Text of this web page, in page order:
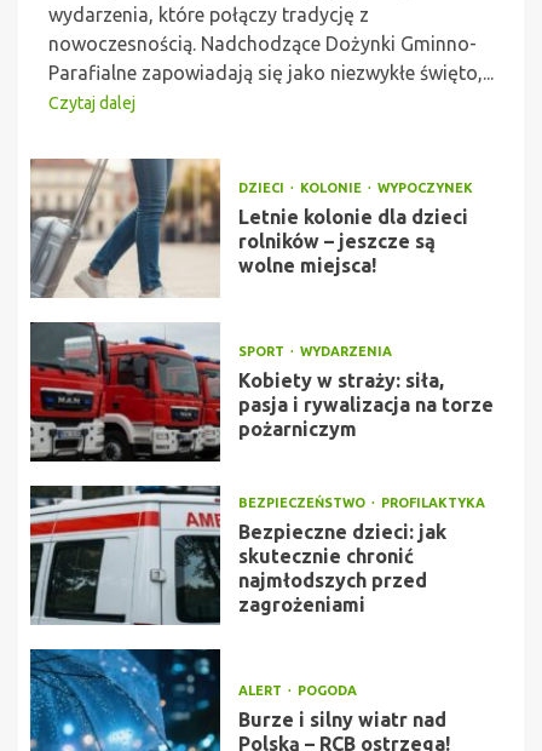
wydarzenia, które połączy tradycję z
nowoczesnością. Nadchodzące Dożynki Gminno-
Parafialne zapowiadają się jako niezwykłe święto,...
Czytaj dalej
DZIECI KOLONIE WYPOCZYNEK
Letnie kolonie dla dzieci
rolników – jeszcze są
wolne miejsca!
SPORT WYDARZENIA
Kobiety w straży: siła,
pasja i rywalizacja na torze
pożarniczym
BEZPIECZEŃSTWO PROFILAKTYKA
Bezpieczne dzieci: jak
skutecznie chronić
najmłodszych przed
zagrożeniami
ALERT POGODA
Burze i silny wiatr nad
Polską – RCB ostrzega!